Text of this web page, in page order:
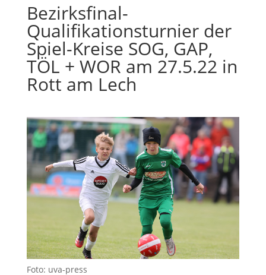
Bezirksfinal-
Qualifikationsturnier der
Spiel-Kreise SOG, GAP,
TÖL + WOR am 27.5.22 in
Rott am Lech
Foto: uva-press